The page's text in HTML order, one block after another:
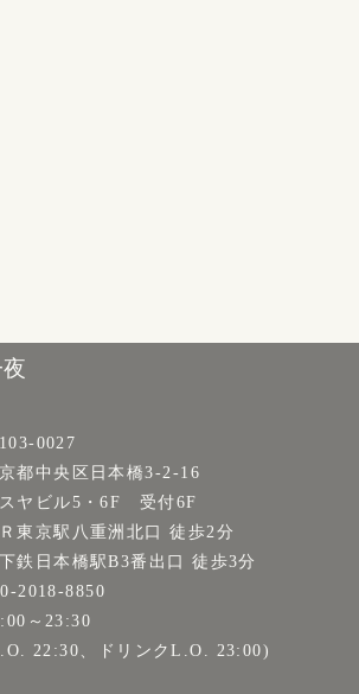
0027
都中央区日本橋3-2-16
ヤビル5・6F 受付6F
Ｒ東京駅八重洲北口 徒歩2分
鉄日本橋駅B3番出口 徒歩3分
2018-8850
～23:30
22:30、ドリンクL.O. 23:00)